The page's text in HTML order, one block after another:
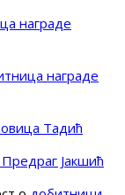
награде
награде
Тадић
Јакшић